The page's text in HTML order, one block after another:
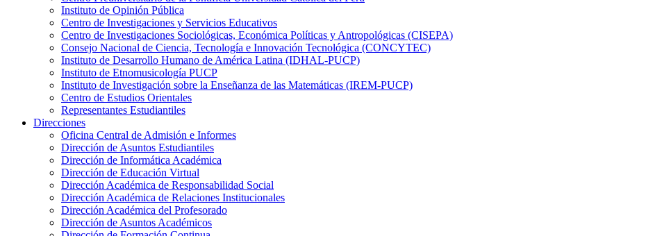
Instituto de Opinión Pública
Centro de Investigaciones y Servicios Educativos
Centro de Investigaciones Sociológicas, Económica Políticas y Antropológicas (CISEPA)
Consejo Nacional de Ciencia, Tecnología e Innovación Tecnológica (CONCYTEC)
Instituto de Desarrollo Humano de América Latina (IDHAL-PUCP)
Instituto de Etnomusicología PUCP
Instituto de Investigación sobre la Enseñanza de las Matemáticas (IREM-PUCP)
Centro de Estudios Orientales
Representantes Estudiantiles
Direcciones
Oficina Central de Admisión e Informes
Dirección de Asuntos Estudiantiles
Dirección de Informática Académica
Dirección de Educación Virtual
Dirección Académica de Responsabilidad Social
Dirección Académica de Relaciones Institucionales
Dirección Académica del Profesorado
Dirección de Asuntos Académicos